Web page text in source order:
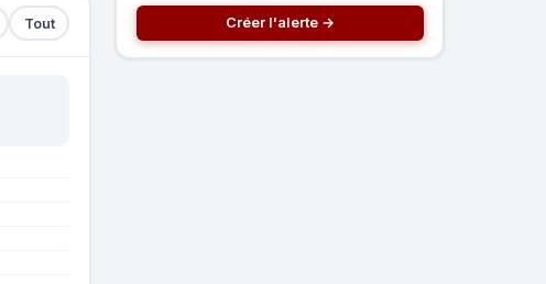
Tout Créer l'alerte →